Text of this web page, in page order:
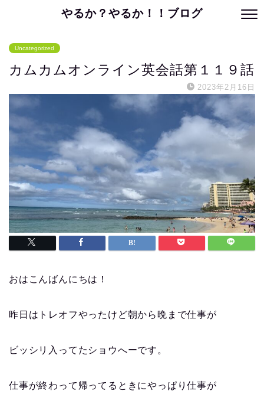
やるか？やるか！！ブログ
Uncategorized
カムカムオンライン英会話第１１９話
2023年2月16日
おはこんばんにちは！
昨日はトレオフやったけど朝から晩まで仕事が
ビッシリ入ってたショウへーです。
仕事が終わって帰ってるときにやっぱり仕事が